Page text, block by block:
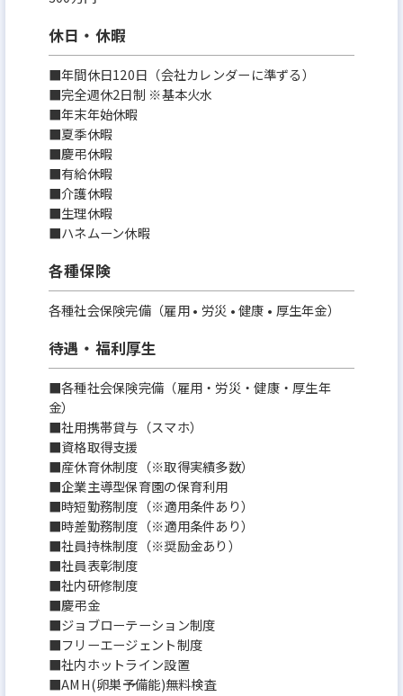
休日・休暇
■年間休日120日（会社カレンダーに準ずる）
■完全週休2日制 ※基本火水
■年末年始休暇
■夏季休暇
■慶弔休暇
■有給休暇
■介護休暇
■生理休暇
■ハネムーン休暇
各種保険
各種社会保険完備（雇用 • 労災 • 健康 • 厚生年金）
待遇・福利厚生
■各種社会保険完備（雇用・労災・健康・厚生年
金）
■社用携帯貸与（スマホ）
■資格取得支援
■産休育休制度（※取得実績多数）
■企業主導型保育園の保育利用
■時短勤務制度（※適用条件あり）
■時差勤務制度（※適用条件あり）
■社員持株制度（※奨励金あり）
■社員表彰制度
■社内研修制度
■慶弔金
■ジョブローテーション制度
■フリーエージェント制度
■社内ホットライン設置
■AMH(卵巣予備能)無料検査